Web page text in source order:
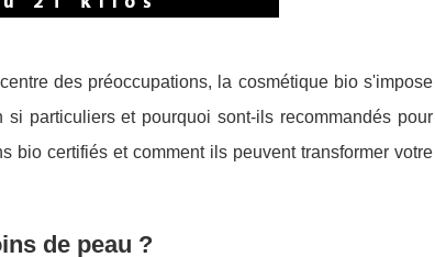
des préoccupations, la cosmétique bio s'impose
particuliers et pourquoi sont-ils recommandés pour
bio certifiés et comment ils peuvent transformer votre
de peau ?